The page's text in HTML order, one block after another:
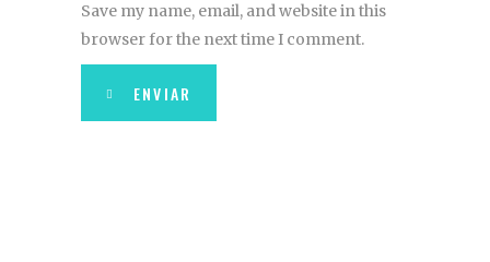
Save my name, email, and website in this
browser for the next time I comment.
ENVIAR